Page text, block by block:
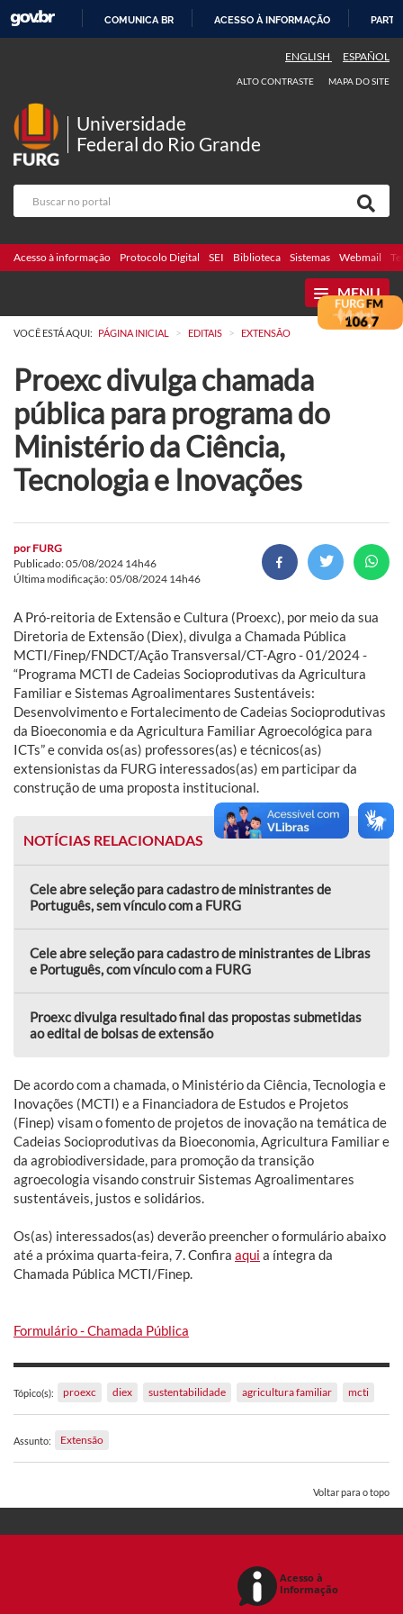
COMUNICA BR ACESSO À INFORMAÇÃO
ENGLISH ESPAÑOL
ALTO CONTRASTE MAPA DO SITE
Universidade
Federal do Rio Grande
Acesso à informação Protocolo Digital SEI Biblioteca Sistemas Webmail
MENU
VOCÊ ESTÁ AQUI: PÁGINA INICIAL > EDITAIS > EXTENSÃO
Proexc divulga chamada
pública para programa do
Ministério da Ciência,
Tecnologia e Inovações
por FURG
Publicado: 05/08/2024 14h46
Última modificação: 05/08/2024 14h46
A Pró-reitoria de Extensão e Cultura (Proexc), por meio da sua
Diretoria de Extensão (Diex), divulga a Chamada Pública
MCTI/Finep/FNDCT/Ação Transversal/CT-Agro - 01/2024 -
“Programa MCTI de Cadeias Socioprodutivas da Agricultura
Familiar e Sistemas Agroalimentares Sustentáveis:
Desenvolvimento e Fortalecimento de Cadeias Socioprodutivas
da Bioeconomia e da Agricultura Familiar Agroecológica para
ICTs” e convida os(as) professores(as) e técnicos(as)
extensionistas da FURG interessados(as) em participar da
construção de uma proposta institucional.
NOTÍCIAS RELACIONADAS
Cele abre seleção para cadastro de ministrantes de
Português, sem vínculo com a FURG
Cele abre seleção para cadastro de ministrantes de Libras
e Português, com vínculo com a FURG
Proexc divulga resultado final das propostas submetidas
ao edital de bolsas de extensão
De acordo com a chamada, o Ministério da Ciência, Tecnologia e
Inovações (MCTI) e a Financiadora de Estudos e Projetos
(Finep) visam o fomento de projetos de inovação na temática de
Cadeias Socioprodutivas da Bioeconomia, Agricultura Familiar e
da agrobiodiversidade, para promoção da transição
agroecologia visando construir Sistemas Agroalimentares
sustentáveis, justos e solidários.
Os(as) interessados(as) deverão preencher o formulário abaixo
até a próxima quarta-feira, 7. Confira aqui a íntegra da
Chamada Pública MCTI/Finep.
Formulário - Chamada Pública
Tópico(s): proexc diex sustentabilidade agricultura familiar mcti
Assunto: Extensão
Voltar para o topo